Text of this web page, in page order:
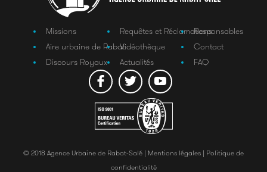
Missions
Aire urbaine de Rabat
Discours Royaux
Requêtes et Réclamations
Vidéothèque
Actualités
Responsables
Contact
FAQ
© 2018 Agence Urbaine de Rabat-Salé | Mentions légales | Politique de
confidentialité